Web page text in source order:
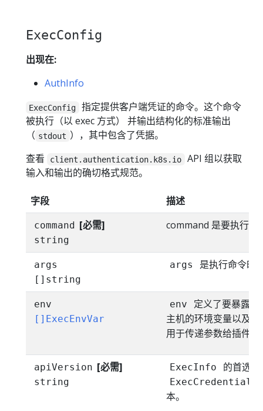
ExecConfig
出现在:
AuthInfo
ExecConfig
指定提供客户端凭证的命令。这个命令
被执行（以 exec 方式） 并输出结构化的标准输出
（ stdout ），其中包含了凭据。
查看
client.authentication.k8s.io
API 组以获取
输入和输出的确切格式规范。
字段 描述
command [必需]
string
command 是要执行的
args
[]string
args 是执行命令时
env
[]ExecEnvVar
env
定义了要暴露
主机的环境变量以及
用于传递参数给插件。
apiVersion [必需]
string
ExecInfo 的首选
ExecCredentials
本。